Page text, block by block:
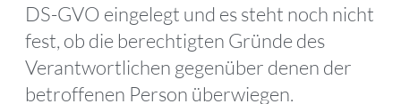
DS-GVO eingelegt und es steht noch nicht
fest, ob die berechtigten Gründe des
Verantwortlichen gegenüber denen der
betroffenen Person überwiegen.